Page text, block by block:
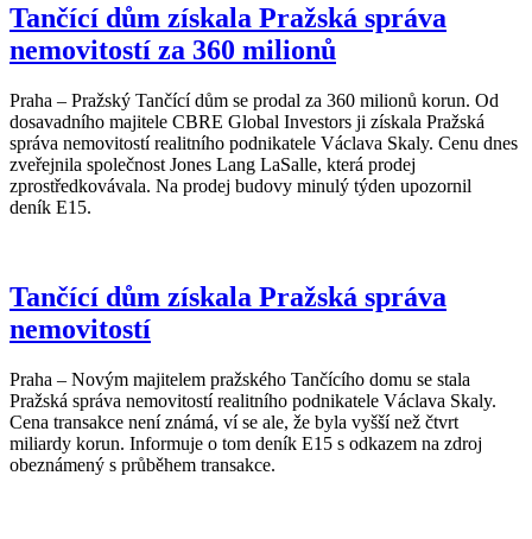
Tančící dům získala Pražská správa
nemovitostí za 360 milionů
Praha – Pražský Tančící dům se prodal za 360 milionů korun. Od
dosavadního majitele CBRE Global Investors ji získala Pražská
správa nemovitostí realitního podnikatele Václava Skaly. Cenu dnes
zveřejnila společnost Jones Lang LaSalle, která prodej
zprostředkovávala. Na prodej budovy minulý týden upozornil
deník E15.
Tančící dům získala Pražská správa
nemovitostí
Praha – Novým majitelem pražského Tančícího domu se stala
Pražská správa nemovitostí realitního podnikatele Václava Skaly.
Cena transakce není známá, ví se ale, že byla vyšší než čtvrt
miliardy korun. Informuje o tom deník E15 s odkazem na zdroj
obeznámený s průběhem transakce.